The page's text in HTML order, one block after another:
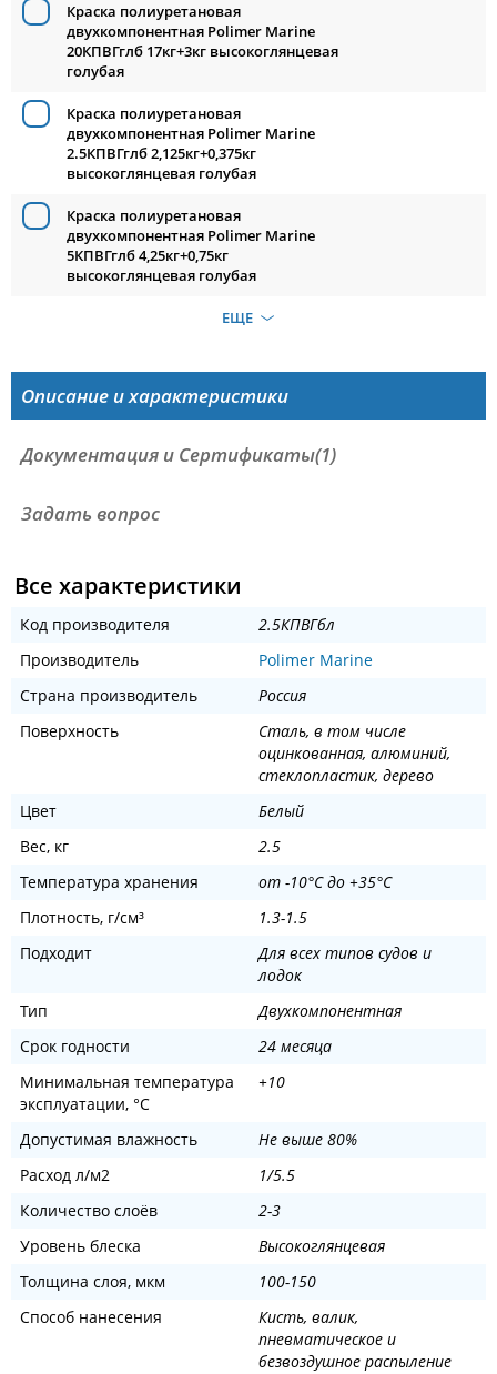
Краска полиуретановая
двухкомпонентная Polimer Marine
20КПВГглб 17кг+3кг высокоглянцевая
голубая
Краска полиуретановая
двухкомпонентная Polimer Marine
2.5КПВГглб 2,125кг+0,375кг
высокоглянцевая голубая
Краска полиуретановая
двухкомпонентная Polimer Marine
5КПВГглб 4,25кг+0,75кг
высокоглянцевая голубая
ЕЩЕ
Описание и характеристики
Документация и Сертификаты(1)
Задать вопрос
Все характеристики
Код производителя
2.5КПВГбл
Производитель
Polimer Marine
Страна производитель
Россия
Поверхность
Сталь, в том числе
оцинкованная, алюминий,
стеклопластик, дерево
Цвет
Белый
Вес, кг
2.5
Температура хранения
от -10°С до +35°С
Плотность, ‎г/см³
1.3-1.5
Подходит
Для всех типов судов и
лодок
Тип
Двухкомпонентная
Срок годности
24 месяца
Минимальная температура
эксплуатации, °C
+10
Допустимая влажность
Не выше 80%
Расход л/м2
1/5.5
Количество слоёв
2-3
Уровень блеска
Высокоглянцевая
Толщина слоя, мкм
100-150
Способ нанесения
Кисть, валик,
пневматическое и
безвоздушное распыление